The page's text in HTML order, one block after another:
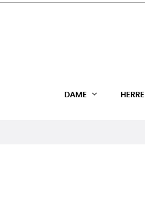
DAME HERRE